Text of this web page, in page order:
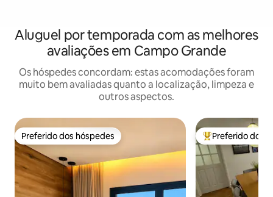
Aluguel por temporada com as melhores
avaliações em Campo Grande
Os hóspedes concordam: estas acomodações foram
muito bem avaliadas quanto a localização, limpeza e
outros aspectos.
Preferido dos hóspedes
Preferido dos hóspedes Entre os
Preferido dos